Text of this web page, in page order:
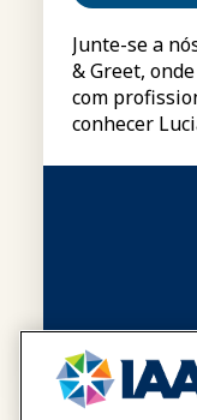
Junte-se a
& Greet,
com
conhecer